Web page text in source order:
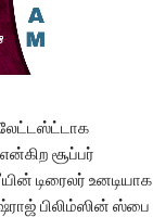
சூப்பர்
டிரைலர் உனடியாக
பிலிம்ஸின் ஸ்பை